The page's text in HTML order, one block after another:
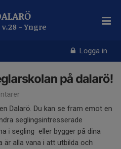
Logga in
- Yngre
på dalarö!
Dalarö. Du kan se fram emot en
seglingsintresserade
i segling eller bygger på dina
är alla vana i att utbilda och